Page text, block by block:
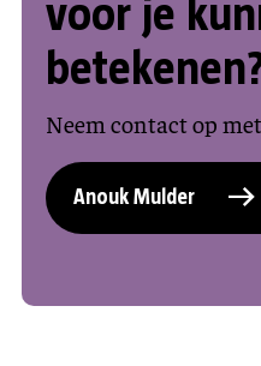
voor je
Neem contact op
Anouk Mulder